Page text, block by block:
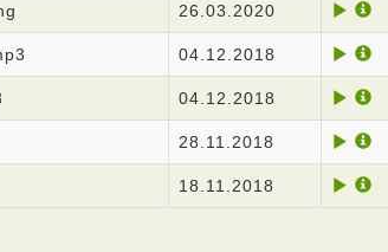
26.03.2020
04.12.2018
04.12.2018
28.11.2018
18.11.2018